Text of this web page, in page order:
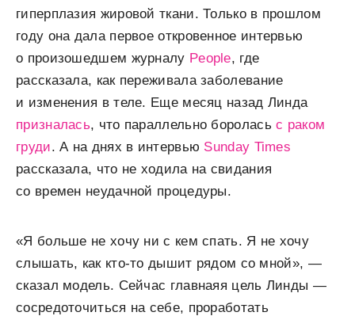
гиперплазия жировой ткани. Только в прошлом
году она дала первое откровенное интервью
о произошедшем журналу People, где
рассказала, как переживала заболевание
и изменения в теле. Еще месяц назад Линда
призналась, что параллельно бороласьс раком
груди. А на днях в интервью Sunday Times
рассказала, что не ходила на свидания
со времен неудачной процедуры.
«Я больше не хочу ни с кем спать. Я не хочу
слышать, как кто-то дышит рядом со мной», —
сказал модель. Сейчас главнаяя цель Линды —
сосредоточиться на себе, проработать